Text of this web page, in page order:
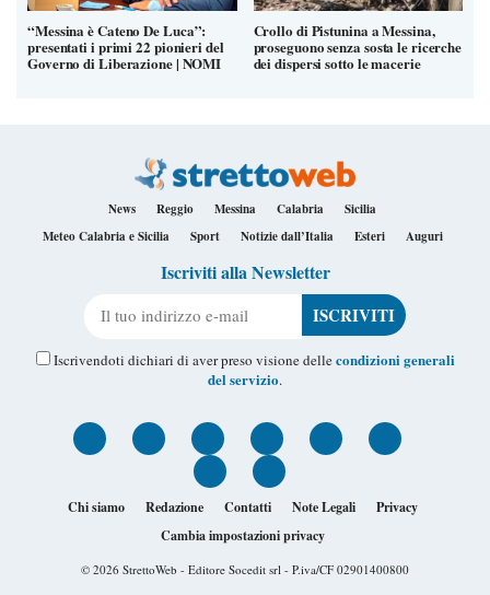
“Messina è Cateno De Luca”:
presentati i primi 22 pionieri del
Governo di Liberazione | NOMI
Crollo di Pistunina a Messina,
proseguono senza sosta le ricerche
dei dispersi sotto le macerie
News Reggio Messina Calabria
Sicilia
Meteo Calabria e Sicilia
Sport Notizie dall’Italia Esteri Auguri
Iscriviti alla Newsletter
Iscrivendoti dichiari di aver preso visione dellecondizioni generali
del servizio.
Chi siamo Redazione Contatti Note Legali
Privacy
Cambia impostazioni privacy
© 2026 StrettoWeb - Editore Socedit srl - P.iva/CF 02901400800